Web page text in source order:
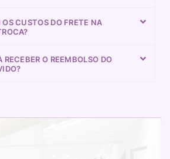
CUSTOS DO FRETE NA
RECEBER O REEMBOLSO DO